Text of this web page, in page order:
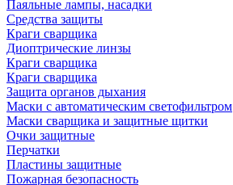
Паяльные лампы, насадки
Средства защиты
Краги сварщика
Диоптрические линзы
Краги сварщика
Краги сварщика
Защита органов дыхания
Маски с автоматическим светофильтром
Маски сварщика и защитные щитки
Очки защитные
Перчатки
Пластины защитные
Пожарная безопасность